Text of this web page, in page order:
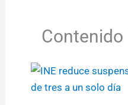
Contenido